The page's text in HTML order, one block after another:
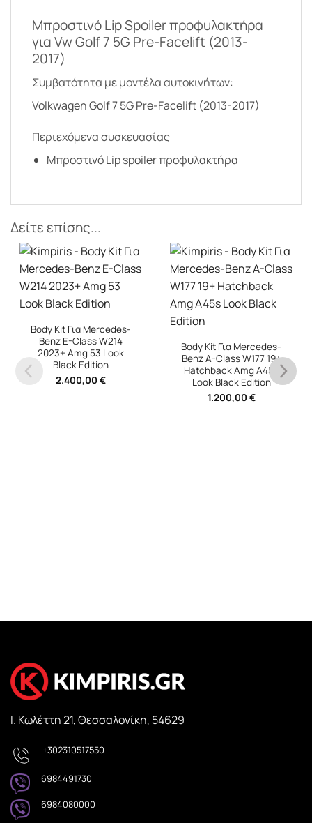
Μπροστινό Lip Spoiler προφυλακτήρα
για Vw Golf 7 5G Pre-Facelift (2013-
2017)
Συμβατότητα με μοντέλα αυτοκινήτων:
Volkwagen Golf 7 5G Pre-Facelift (2013-2017)
Περιεχόμενα συσκευασίας
Μπροστινό Lip spoiler προφυλακτήρα
Δείτε επίσης...
Body Kit Για Mercedes-
Benz A-Class W177 19+
Hatchback Amg A45s
Look Black Edition
Ι. Κωλέττη 21, Θεσσαλονίκη, 54629
+302310517550
6984491730
6984080000